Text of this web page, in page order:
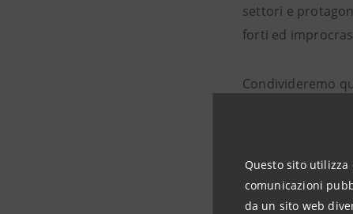
Questo sito
comunicazioni
da un sito web
settori e
forti ed
Condivideremo
Intesa
verranno
Development